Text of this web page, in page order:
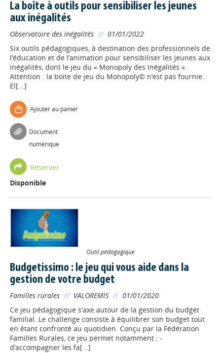
La boîte à outils pour sensibiliser les jeunes
aux inégalités
Observatoire des inégalités // 01/01/2022
Six outils pédagogiques, à destination des professionnels de
l’éducation et de l’animation pour sensibiliser les jeunes aux
inégalités, dont le jeu du « Monopoly des inégalités ».
Attention : la boite de jeu du Monopoly© n’est pas fournie.
El[...]
Ajouter au panier
Document
numérique
Réserver
Disponible
Outil pédagogique
Budgetissimo : le jeu qui vous aide dans la
gestion de votre budget
Familles rurales // VALOREMIS // 01/01/2020
Ce jeu pédagogique s'axe autour de la gestion du budget
familial. Le challenge consiste à équilibrer son budget tout
en étant confronté au quotidien. Conçu par la Fédération
Familles Rurales, ce jeu permet notamment : -
d’accompagner les fa[...]